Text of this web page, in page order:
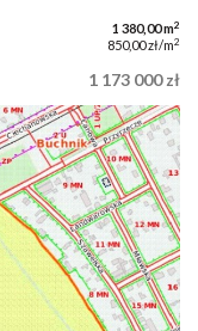
1 380,00 m2
850,00 zł/m2
1 173 000 zł